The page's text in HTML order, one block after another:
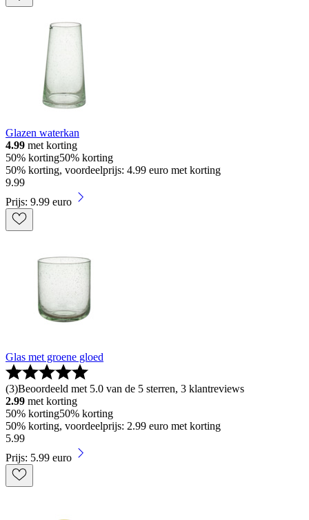
Glazen waterkan
4.99 met korting
50% korting50% korting
50% korting, voordeelprijs: 4.99 euro met korting
9.99
Prijs: 9.99 euro
Glas met groene gloed
(3)Beoordeeld met 5.0 van de 5 sterren, 3 klantreviews
2.99 met korting
50% korting50% korting
50% korting, voordeelprijs: 2.99 euro met korting
5.99
Prijs: 5.99 euro